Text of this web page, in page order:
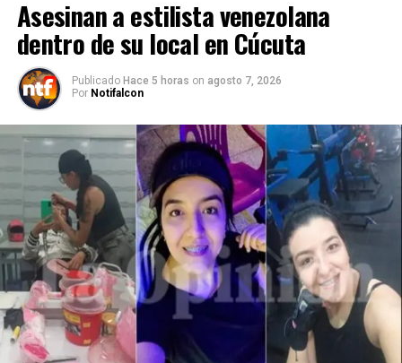
Asesinan a estilista venezolana
dentro de su local en Cúcuta
Publicado Hace 5 horas on agosto 7, 2026
Por Notifalcon